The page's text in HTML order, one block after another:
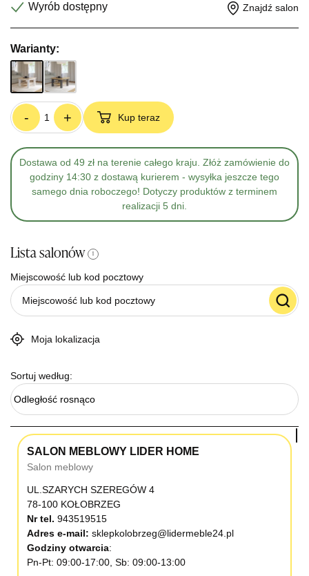
Wyrób dostępny
Znajdź salon
Warianty:
- + Kup teraz
Dostawa od 49 zł na terenie całego kraju. Złóż zamówienie do
godziny 14:30 z dostawą kurierem - wysyłka jeszcze tego
samego dnia roboczego! Dotyczy produktów z terminem
realizacji 5 dni.
Lista salonów i
Miejscowość lub kod pocztowy
Moja lokalizacja
Sortuj według:
Odległość rosnąco
SALON MEBLOWY LIDER HOME
Salon meblowy
UL.SZARYCH SZEREGÓW 4
78-100 KOŁOBRZEG
Nr tel. 943519515
Adres e-mail: sklepkolobrzeg@lidermeble24.pl
Godziny otwarcia
Pn-Pt: 09:00-17:00, Sb: 09:00-13:00